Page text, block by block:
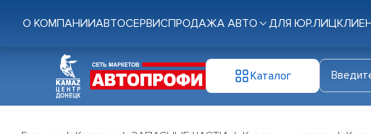
О КОМПАНИИАВТОСЕРВИСПРОДАЖА АВТО ДЛЯ ЮР.ЛИЦ
Каталог